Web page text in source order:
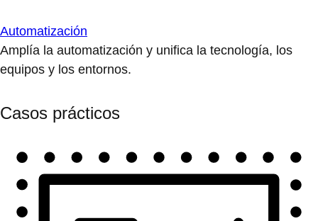
Automatización
Amplía la automatización y unifica la tecnología, los
equipos y los entornos.
Casos prácticos